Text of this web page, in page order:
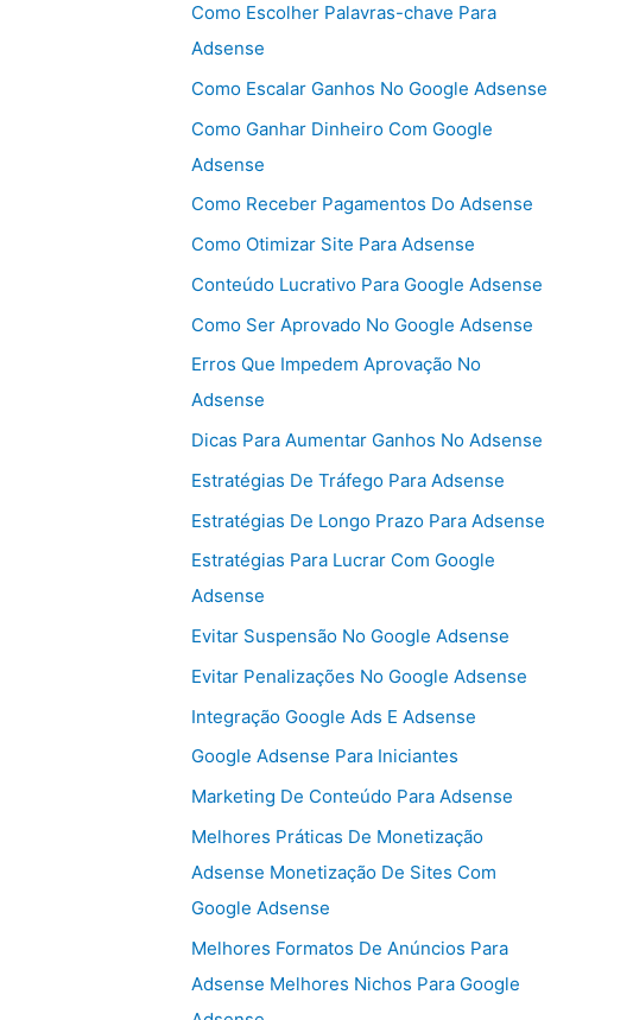
Como Escolher Palavras-chave Para
Adsense
Como Escalar Ganhos No Google Adsense
Como Ganhar Dinheiro Com Google
Adsense
Como Receber Pagamentos Do Adsense
Como Otimizar Site Para Adsense
Conteúdo Lucrativo Para Google Adsense
Como Ser Aprovado No Google Adsense
Erros Que Impedem Aprovação No
Adsense
Dicas Para Aumentar Ganhos No Adsense
Estratégias De Tráfego Para Adsense
Estratégias De Longo Prazo Para Adsense
Estratégias Para Lucrar Com Google
Adsense
Evitar Suspensão No Google Adsense
Evitar Penalizações No Google Adsense
Integração Google Ads E Adsense
Google Adsense Para Iniciantes
Marketing De Conteúdo Para Adsense
Melhores Práticas De Monetização
Adsense Monetização De Sites Com
Google Adsense
Melhores Formatos De Anúncios Para
Adsense Melhores Nichos Para Google